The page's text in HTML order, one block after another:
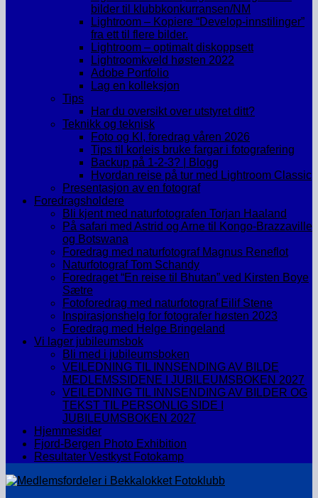
bilder til klubbkonkurransen/NM
Lightroom – Kopiere “Develop-innstilinger”
fra ett til flere bilder.
Lightroom – optimalt diskoppsett
Lightroomkveld høsten 2022
Adobe Portfolio
Lag en kolleksjon
Tips
Har du oversikt over utstyret ditt?
Teknikk og teknisk
Foto og KI, foredrag våren 2026
Tips til korleis bruke fargar i fotografering
Backup på 1-2-3? | Blogg
Hvordan reise på tur med Lightroom Classic
Presentasjon av en fotograf
Foredragsholdere
Bli kjent med naturfotografen Torjan Haaland
På safari med Astrid og Arne til Kongo-Brazzaville
og Botswana
Foredrag med naturfotograf Magnus Reneflot
Naturfotograf Tom Schandy
Foredraget “En reise til Bhutan” ved Kirsten Boye
Sætre
Fotoforedrag med naturfotograf Eilif Stene
Inspirasjonshelg for fotografer høsten 2023
Foredrag med Helge Bringeland
Vi lager jubileumsbok
Bli med i jubileumsboken
VEILEDNING TIL INNSENDING AV BILDE
MEDLEMSSIDENE I JUBILEUMSBOKEN 2027
VEILEDNING TIL INNSENDING AV BILDER OG
TEKST TIL PERSONLIG SIDE I
JUBILEUMSBOKEN 2027
Hjemmesider
Fjord-Bergen Photo Exhibition
Resultater Vestkyst Fotokamp